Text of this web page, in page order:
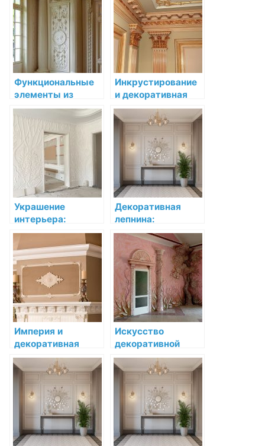
роскошь в каждой
детали
интерьер
Функциональные
элементы из
лепнины:
украшаем и
улучшаем
пространство
Инкрустирование
и декоративная
лепнина в
интерьере: игра
контрастов и
образов
Украшение
интерьера:
Лепнина в стиле
барокко
Декоративная
лепнина:
Украшение
интерьера в стиле
ар-нуво
Империя и
декоративная
лепнина:
монументальность
и роскошь
Искусство
декоративной
лепнины:
Орнаменты
лепнины в
интерьере